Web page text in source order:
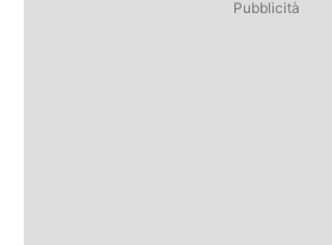
Pubblicità